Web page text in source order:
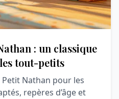
: un classique
tout-petits
Nathan pour les
repères d’âge et